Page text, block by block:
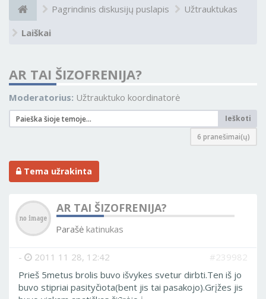
Pagrindinis diskusijų puslapis
Užtrauktukas
Laiškai
AR TAI ŠIZOFRENIJA?
Moderatorius: Užtrauktuko koordinatorė
Ieškoti
6 pranešimai(ų)
Tema užrakinta
AR TAI ŠIZOFRENIJA?
Parašė katinukas
- 2011 11 28, 12:42
#239982
Prieš 5metus brolis buvo išvykes svetur dirbti.Ten iš jo
buvo stipriai pasityčiota(bent jis tai pasakojo).Grįžes jis